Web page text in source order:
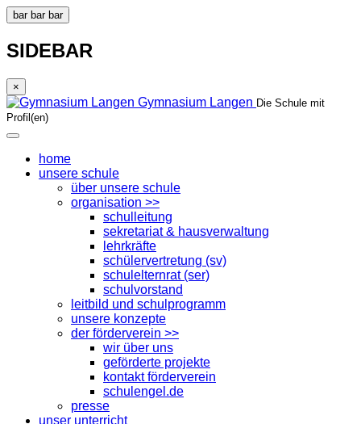
bar bar bar
SIDEBAR
×
Gymnasium Langen Die Schule mit
Profil(en)
home
unsere schule
über unsere schule
organisation >>
schulleitung
sekretariat & hausverwaltung
lehrkräfte
schülervertretung (sv)
schulelternrat (ser)
schulvorstand
leitbild und schulprogramm
unsere konzepte
der förderverein >>
wir über uns
geförderte projekte
kontakt förderverein
schulengel.de
presse
unser unterricht